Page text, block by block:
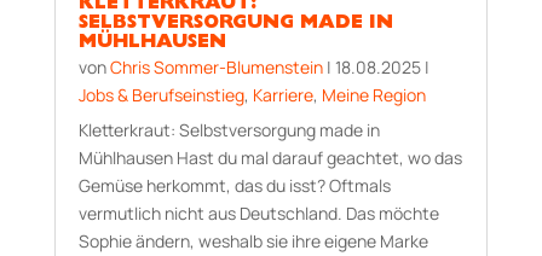
KLETTERKRAUT:
SELBSTVERSORGUNG MADE IN
MÜHLHAUSEN
vonChris Sommer-Blumenstein| 18.08.2025|
Jobs & Berufseinstieg, Karriere, Meine Region
Kletterkraut: Selbstversorgung made in
Mühlhausen Hast du mal darauf geachtet, wo das
Gemüse herkommt, das du isst? Oftmals
vermutlich nicht aus Deutschland. Das möchte
Sophie ändern, weshalb sie ihre eigene Marke